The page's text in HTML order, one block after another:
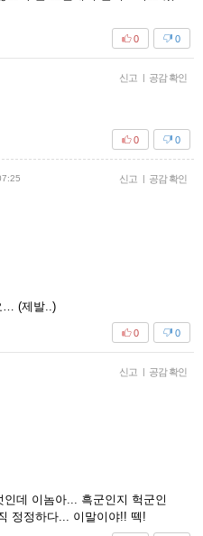
0
0
신고 | 공감 확인
0
0
신고 | 공감 확인
… (제발..)
0
0
신고 | 공감 확인
데 이놈아... 흑군인지 헉군인
정정하다... 이말이야!! 떽!